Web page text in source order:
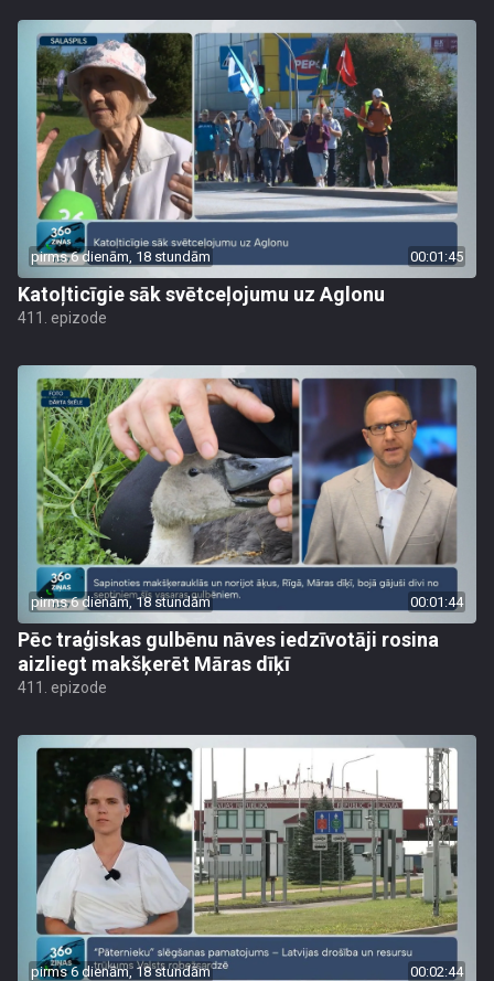
pirms 6 dienām, 18 stundām 00:01:45
Katoļticīgie sāk svētceļojumu uz Aglonu
411. epizode
pirms 6 dienām, 18 stundām 00:01:44
Pēc traģiskas gulbēnu nāves iedzīvotāji rosina
aizliegt makšķerēt Māras dīķī
411. epizode
pirms 6 dienām, 18 stundām 00:02:44